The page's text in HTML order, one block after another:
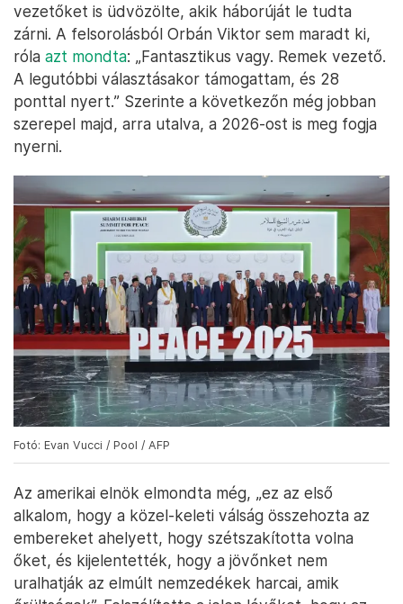
vezetőket is üdvözölte, akik háborúját le tudta
zárni. A felsorolásból Orbán Viktor sem maradt ki,
róla azt mondta: „Fantasztikus vagy. Remek vezető.
A legutóbbi választásakor támogattam, és 28
ponttal nyert.” Szerinte a következőn még jobban
szerepel majd, arra utalva, a 2026-ost is meg fogja
nyerni.
Fotó: Evan Vucci / Pool / AFP
Az amerikai elnök elmondta még, „ez az első
alkalom, hogy a közel-keleti válság összehozta az
embereket ahelyett, hogy szétszakította volna
őket, és kijelentették, hogy a jövőnket nem
uralhatják az elmúlt nemzedékek harcai, amik